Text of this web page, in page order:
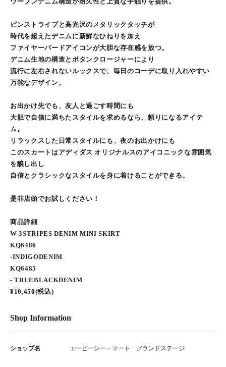
ピンストライプと高光沢のメタリックタッチが
時代を超えたデニムに新鮮なひねりを加え
ファイヤーバードアイコンが大胆な存在感を放つ。
デニム生地の構造とボタンクロージャーにより
流行に左右されないルックスで、毎日のコーデに取り入れやすい
万能なデザイン。
お出かけ先でも、友人と過ごす時間にも
大胆で自信に満ちたスタイルを求めるなら、頼りになるアイテ
ム。
リラックスした日常スタイルにも、夜のお出かけにも
このスカートはアディダス オリジナルスのアイコニックな雰囲気
を醸し出し
自信とクラシックなスタイルを身に着けることができる。
是非店頭でお試しください！
商品詳細
W 3STRIPES DENIM MINI SKIRT
KQ6486
-INDIGODENIM
KQ6485
- TRUEBLACKDENIM
¥10,450(税込)
Shop Information
ショップ名 エービーシー・マート グランドステージ